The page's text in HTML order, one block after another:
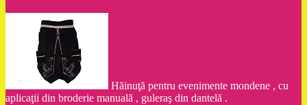
Hăinuţă pentru evenimente mondene , cu
aplicaţii din broderie manuală , guleraş din dantelă .